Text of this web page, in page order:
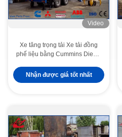
Video
Xe tăng trọng tải Xe tải đồng
phế liệu bằng Cummins Diesel
Nhận được giá tốt nhất